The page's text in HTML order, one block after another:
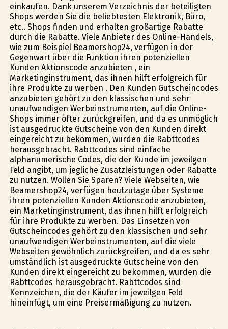
einkaufen. Dank unserem Verzeichnis der beteiligten
Shops werden Sie die beliebtesten Elektronik, Büro,
etc.. Shops finden und erhalten großartige Rabatte
durch die Rabatte. Viele Anbieter des Online-Handels,
wie zum Beispiel Beamershop24, verfügen in der
Gegenwart über die Funktion ihren potenziellen
Kunden Aktionscode anzubieten , ein
Marketinginstrument, das ihnen hilft erfolgreich für
ihre Produkte zu werben . Den Kunden Gutscheincodes
anzubieten gehört zu den klassischen und sehr
unaufwendigen Werbeinstrumenten, auf die Online-
Shops immer öfter zurückgreifen, und da es unmöglich
ist ausgedruckte Gutscheine von den Kunden direkt
eingereicht zu bekommen, wurden die Rabttcodes
herausgebracht. Rabttcodes sind einfache
alphanumerische Codes, die der Kunde im jeweilgen
Feld angibt, um jegliche Zusatzleistungen oder Rabatte
zu nutzen. Wollen Sie Sparen? Viele Webseiten, wie
Beamershop24, verfügen heutzutage über Systeme
ihren potenziellen Kunden Aktionscode anzubieten,
ein Marketinginstrument, das ihnen hilft erfolgreich
für ihre Produkte zu werben. Das Einsetzen von
Gutscheincodes gehört zu den klassischen und sehr
unaufwendigen Werbeinstrumenten, auf die viele
Webseiten gewöhnlich zurückgreifen, und da es sehr
umständlich ist ausgedruckte Gutscheine von den
Kunden direkt eingereicht zu bekommen, wurden die
Rabttcodes herausgebracht. Rabttcodes sind
Kennzeichen, die der Käufer im jeweilgen Feld
hineinfügt, um eine Preisermäßigung zu nutzen.